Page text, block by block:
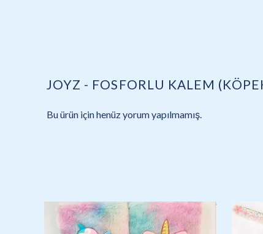
JOYZ - FOSFORLU KALEM
Bu ürün için henüz yorum yapılmamış.